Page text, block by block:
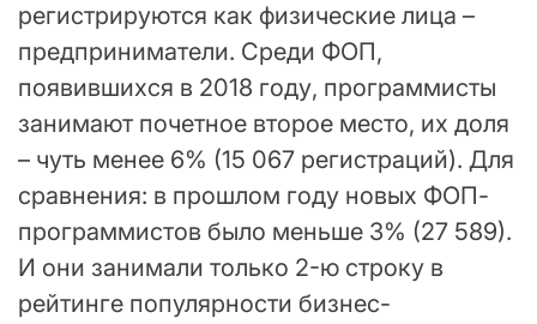
регистрируются как физические лица –
предприниматели. Среди ФОП,
появившихся в 2018 году, программисты
занимают почетное второе место, их доля
– чуть менее 6% (15 067 регистраций). Для
сравнения: в прошлом году новых ФОП-
программистов было меньше 3% (27 589).
И они занимали только 2-ю строку в
рейтинге популярности бизнес-